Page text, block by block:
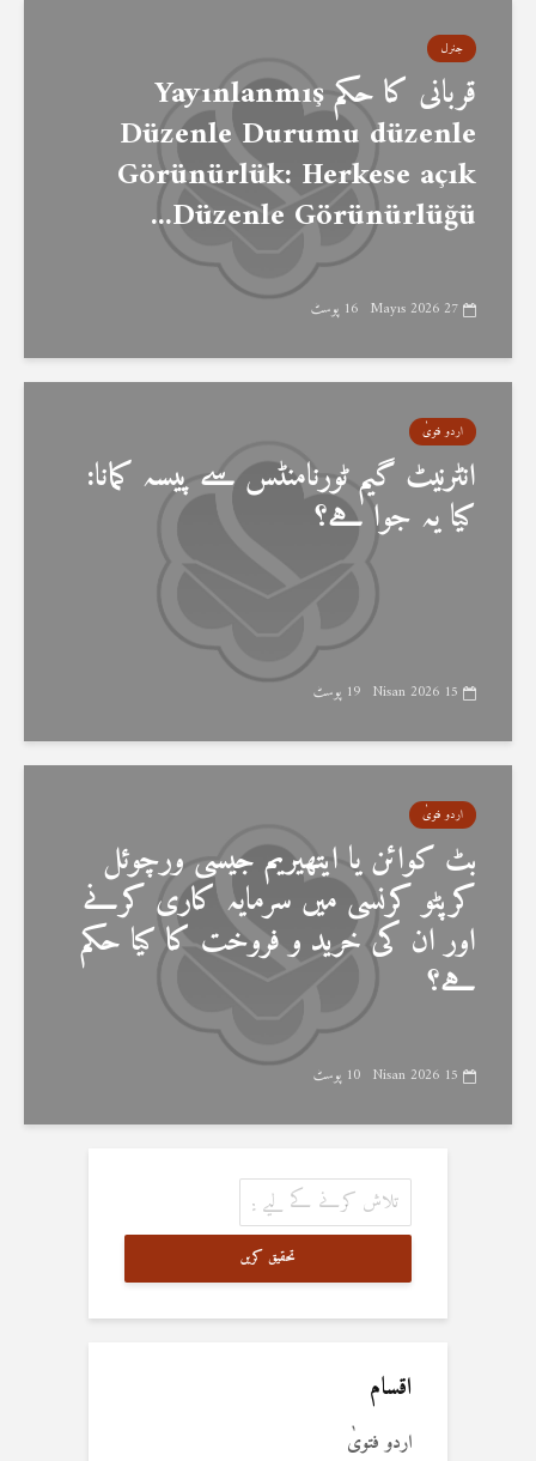
جنرل
قربانی کا حکم Yayınlanmış
Düzenle Durumu düzenle
Görünürlük: Herkese açık
Düzenle Görünürlüğü...
27 Mayıs 2026 16 پوسٹ
اردو فتویٰ
انٹرنیٹ گیم ٹورنامنٹس سے پیسہ کمانا:
کیا یہ جوا ہے؟
15 Nisan 2026 19 پوسٹ
اردو فتویٰ
بٹ کوائن یا ایتھیریم جیسی ورچوئل
کرپٹو کرنسی میں سرمایہ کاری کرنے
اور ان کی خرید و فروخت کا کیا حکم
ہے؟
15 Nisan 2026 10 پوسٹ
تحقیق کریں
اقسام
اردو فتویٰ